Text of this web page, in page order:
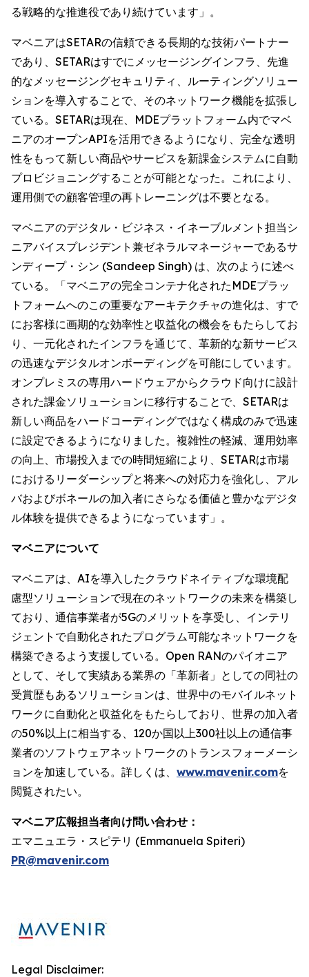
る戦略的な推進役であり続けています」。
マベニアはSETARの信頼できる長期的な技術パートナー
であり、SETARはすでにメッセージングインフラ、先進
的なメッセージングセキュリティ、ルーティングソリュー
ションを導入することで、そのネットワーク機能を拡張し
ている。SETARは現在、MDEプラットフォーム内でマベ
ニアのオープンAPIを活用できるようになり、完全な透明
性をもって新しい商品やサービスを新課金システムに自動
プロビジョニングすることが可能となった。これにより、
運用側での顧客管理の再トレーニングは不要となる。
マベニアのデジタル・ビジネス・イネーブルメント担当シ
ニアバイスプレジデント兼ゼネラルマネージャーであるサ
ンディープ・シン (Sandeep Singh) は、次のように述べ
ている。「マベニアの完全コンテナ化されたMDEプラッ
トフォームへのこの重要なアーキテクチャの進化は、すで
にお客様に画期的な効率性と収益化の機会をもたらしてお
り、一元化されたインフラを通じて、革新的な新サービス
の迅速なデジタルオンボーディングを可能にしています。
オンプレミスの専用ハードウェアからクラウド向けに設計
された課金ソリューションに移行することで、SETARは
新しい商品をハードコーディングではなく構成のみで迅速
に設定できるようになりました。複雑性の軽減、運用効率
の向上、市場投入までの時間短縮により、SETARは市場
におけるリーダーシップと将来への対応力を強化し、アル
バおよびボネールの加入者にさらなる価値と豊かなデジタ
ル体験を提供できるようになっています」。
マベニアについて
マベニアは、AIを導入したクラウドネイティブな環境配
慮型ソリューションで現在のネットワークの未来を構築し
ており、通信事業者が5Gのメリットを享受し、インテリ
ジェントで自動化されたプログラム可能なネットワークを
構築できるよう支援している。Open RANのパイオニア
として、そして実績ある業界の「革新者」としての同社の
受賞歴もあるソリューションは、世界中のモバイルネット
ワークに自動化と収益化をもたらしており、世界の加入者
の50%以上に相当する、120か国以上300社以上の通信事
業者のソフトウェアネットワークのトランスフォーメーシ
ョンを加速している。詳しくは、 www.mavenir.comを
閲覧されたい。
マベニア広報担当者向け問い合わせ：
エマニュエラ・スピテリ (Emmanuela Spiteri)
PR@mavenir.com
Legal Disclaimer: